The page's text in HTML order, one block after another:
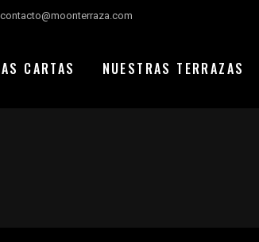
contacto@moonterraza.com
CARTAS NUESTRAS TERRAZAS